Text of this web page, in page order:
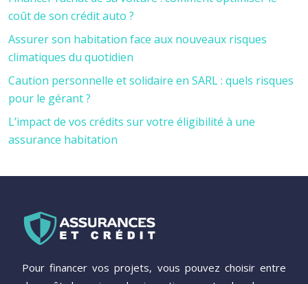
coût de son crédit auto ?
Assurer son habitation face aux nouveaux risques
climatiques du quotidien
Caution personnelle et solidaire en SARL : quels risques
pour le gérant ?
L’impact de vos crédits sur votre éligibilité à une
assurance habitation
Pour financer vos projets, vous pouvez choisir entre